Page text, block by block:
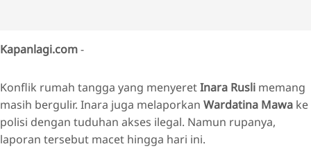
Kapanlagi.com-
Konflik rumah tangga yang menyeretInara Rusli memang
masih bergulir. Inara juga melaporkan Wardatina Mawa ke
polisi dengan tuduhan akses ilegal. Namun rupanya,
laporan tersebut macet hingga hari ini.